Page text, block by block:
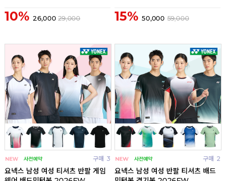
10% 26,000 29,000 15% 50,000 59,000
구매 3
요넥스 남성 여성 티셔츠 반팔 게임
구매 2
요넥스 남성 여성 반팔 티셔츠 배드